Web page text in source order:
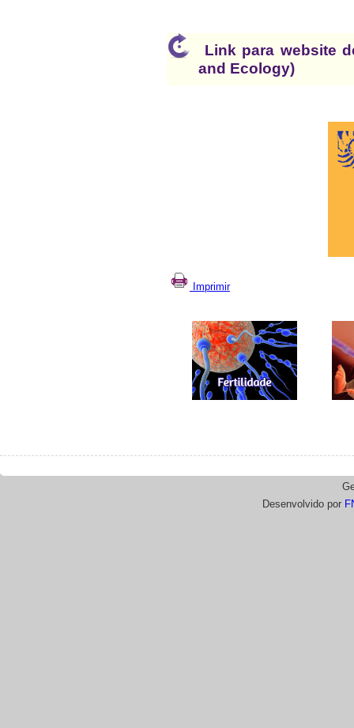
Link para website
and Ecology)
Imprimir
Desenvolvido por